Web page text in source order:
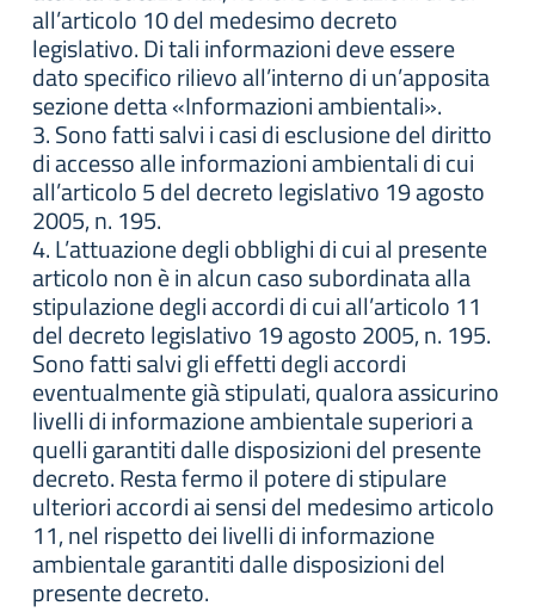
all’articolo 10 del medesimo decreto
legislativo. Di tali informazioni deve essere
dato specifico rilievo all’interno di un’apposita
sezione detta «Informazioni ambientali».
3. Sono fatti salvi i casi di esclusione del diritto
di accesso alle informazioni ambientali di cui
all’articolo 5 del decreto legislativo 19 agosto
2005, n. 195.
4. L’attuazione degli obblighi di cui al presente
articolo non è in alcun caso subordinata alla
stipulazione degli accordi di cui all’articolo 11
del decreto legislativo 19 agosto 2005, n. 195.
Sono fatti salvi gli effetti degli accordi
eventualmente già stipulati, qualora assicurino
livelli di informazione ambientale superiori a
quelli garantiti dalle disposizioni del presente
decreto. Resta fermo il potere di stipulare
ulteriori accordi ai sensi del medesimo articolo
11, nel rispetto dei livelli di informazione
ambientale garantiti dalle disposizioni del
presente decreto.